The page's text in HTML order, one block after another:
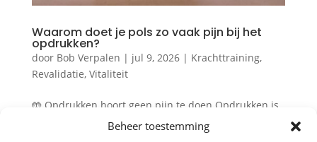
Beheer toestemming
Waarom doet je pols zo vaak pijn bij het
opdrukken?
door Bob Verpalen | jul 9, 2026| Krachttraining,
Revalidatie, Vitaliteit
🤲 Opdrukken hoort geen pijn te doen Opdrukken is
een van de populairste oefeningen om de borst,
schouders en armen te trainen. Toch ervaren veel